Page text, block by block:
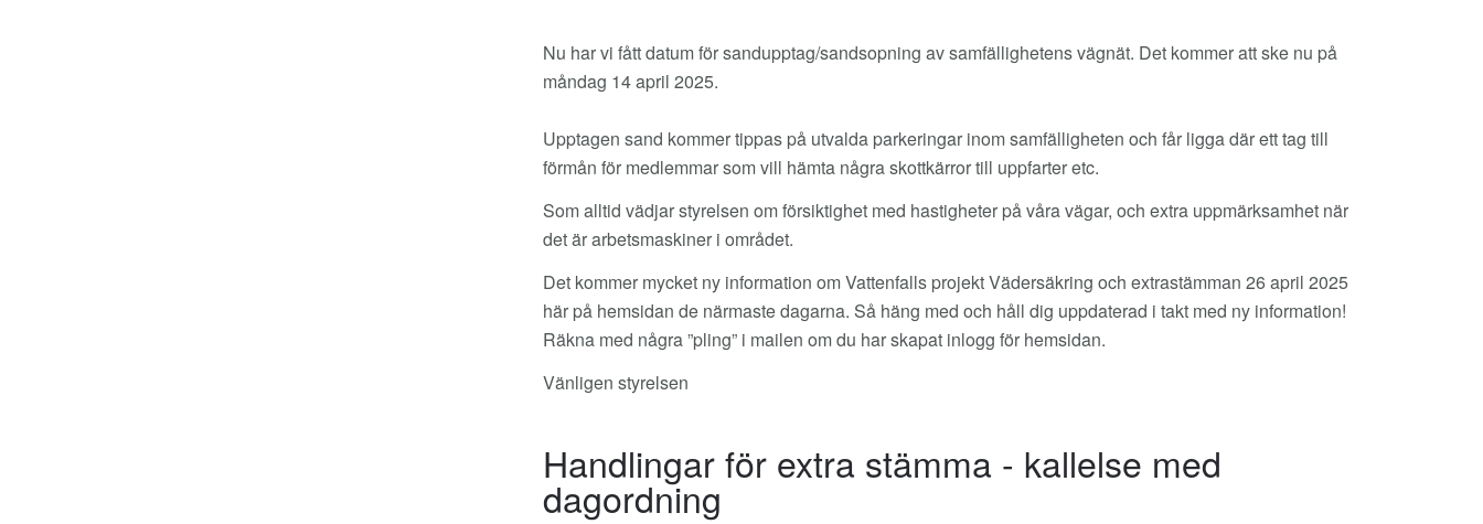
Nu har vi fått datum för sandupptag/sandsopning av samfällighetens vägnät. Det kommer att ske nu på
måndag 14 april 2025.
Upptagen sand kommer tippas på utvalda parkeringar inom samfälligheten och får ligga där ett tag till
förmån för medlemmar som vill hämta några skottkärror till uppfarter etc.
Som alltid vädjar styrelsen om försiktighet med hastigheter på våra vägar, och extra uppmärksamhet när
det är arbetsmaskiner i området.
Det kommer mycket ny information om Vattenfalls projekt Vädersäkring och extrastämman 26 april 2025
här på hemsidan de närmaste dagarna. Så häng med och håll dig uppdaterad i takt med ny information!
Räkna med några ”pling” i mailen om du har skapat inlogg för hemsidan.
Vänligen styrelsen
Handlingar för extra stämma - kallelse med
dagordning